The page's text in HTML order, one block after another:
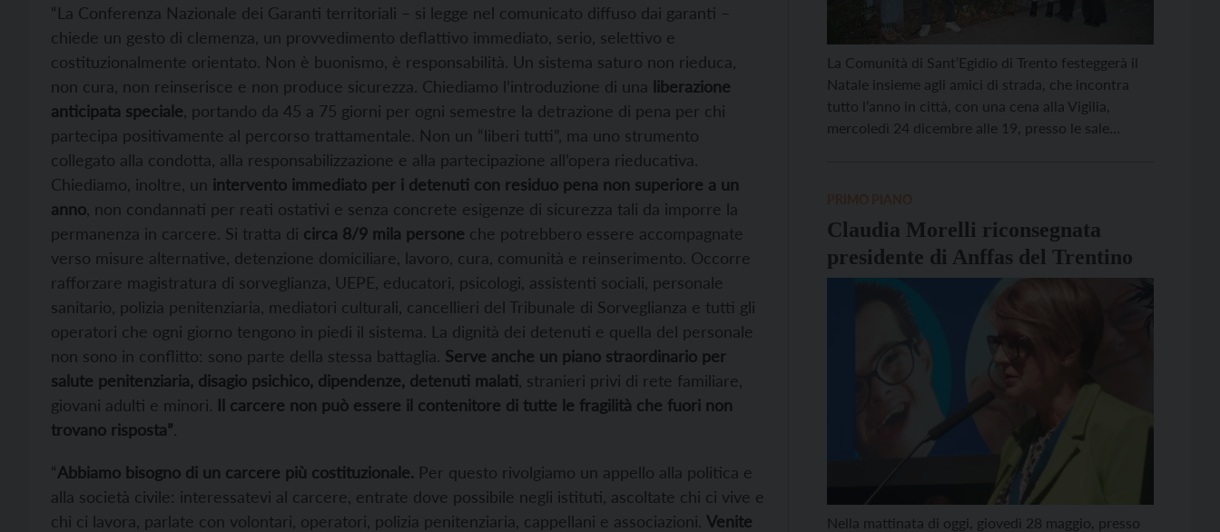
“La Conferenza Nazionale dei Garanti territoriali – si legge nel comunicato diffuso dai garanti –
chiede un gesto di clemenza, un provvedimento deflattivo immediato, serio, selettivo e
costituzionalmente orientato. Non è buonismo, è responsabilità. Un sistema saturo non rieduca,
non cura, non reinserisce e non produce sicurezza. Chiediamo l’introduzione di una liberazione
anticipata speciale , portando da 45 a 75 giorni per ogni semestre la detrazione di pena per chi
partecipa positivamente al percorso trattamentale. Non un “liberi tutti”, ma uno strumento
collegato alla condotta, alla responsabilizzazione e alla partecipazione all’opera rieducativa.
Chiediamo, inoltre, un intervento immediato per i detenuti con residuo pena non superiore a un
anno , non condannati per reati ostativi e senza concrete esigenze di sicurezza tali da imporre la
permanenza in carcere. Si tratta di circa 8/9 mila persone che potrebbero essere accompagnate
verso misure alternative, detenzione domiciliare, lavoro, cura, comunità e reinserimento. Occorre
rafforzare magistratura di sorveglianza, UEPE, educatori, psicologi, assistenti sociali, personale
sanitario, polizia penitenziaria, mediatori culturali, cancellieri del Tribunale di Sorveglianza e tutti gli
operatori che ogni giorno tengono in piedi il sistema. La dignità dei detenuti e quella del personale
non sono in conflitto: sono parte della stessa battaglia. Serve anche un piano straordinario per
salute penitenziaria, disagio psichico, dipendenze, detenuti malati , stranieri privi di rete familiare,
giovani adulti e minori. Il carcere non può essere il contenitore di tutte le fragilità che fuori non
trovano risposta”.
“Abbiamo bisogno di un carcere più costituzionale. Per questo rivolgiamo un appello alla politica e
alla società civile: interessatevi al carcere, entrate dove possibile negli istituti, ascoltate chi ci vive e
chi ci lavora, parlate con volontari, operatori, polizia penitenziaria, cappellani e associazioni. Venite
La Comunità di Sant’Egidio di Trento festeggerà il
Natale insieme agli amici di strada, che incontra
tutto l’anno in città, con una cena alla Vigilia,
mercoledì 24 dicembre alle 19, presso le sale
Claudia Morelli riconsegnata
presidente di Anffas del Trentino
Nella mattinata di oggi, giovedì 28 maggio, presso